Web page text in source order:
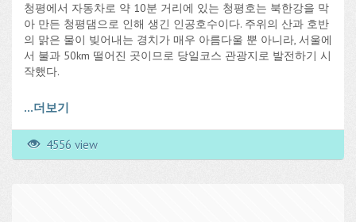
* 두물머리의 또다른 볼거리 느티나무 *
수령은 400년이며, 세 그루의 느티나무가 마치 한 그루처럼 우
산형의 수관(樹冠)을 형성하고 있는 두물머리마을의 정자목이
다.
원래 두 그루였던 것이 합쳐져 자란 것으로 추정된다. 중간 크기
의 나무는 지상부 1.2m 부위에서 갈라지는 두 줄기가 서로 교차
되면서 장방형의 공간을 만들고 있는데 큰 나무 쪽으로의 가지
는 거의 발달되지 않아 수형이 불균형하다. 물가에서 가장 가까
청평에서 자동차로 약 10분 거리에 있는 청평호는 북한강을 막
아 만든 청평댐으로 인해 생긴 인공호수이다. 주위의 산과 호반
의 맑은 물이 빚어내는 경치가 매우 아름다울 뿐 아니라, 서울에
서 불과 50km 떨어진 곳이므로 당일코스 관광지로 발전하기 시
작했다.
청평호 주변으로 오래된 호반 유원지와 별장들이 자리잡고 있
으며, 호수 북쪽에 위치한 청평페리 선착장에서 유람선을 이용,
북한강을 거슬러 오르는 뱃길은 운치를 더해준다. 호반에서는
수상스키를 비롯한 각종 놀이를 즐길 수 있고 숙박시설이 완비
...더보기
4556 view